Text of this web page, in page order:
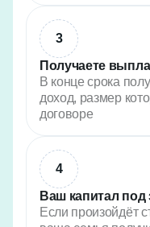
3
Получаете
В конце срока
доход, размер
договоре
4
Ваш капитал под
Если произойдёт